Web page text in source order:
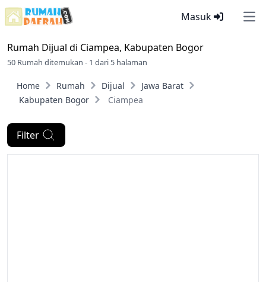
Masuk
Rumah Dijual di Ciampea, Kabupaten Bogor
50 Rumah ditemukan - 1 dari 5 halaman
Home Rumah Dijual
Jawa Barat
Kabupaten Bogor
Ciampea
Filter